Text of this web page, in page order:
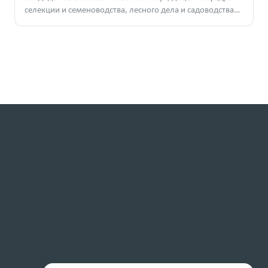
селекции и семеноводства, лесного дела и садоводства